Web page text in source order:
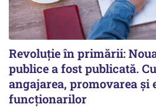
Revoluție în primării:
publice a fost publicată.
angajarea, promovarea și
funcționarilor